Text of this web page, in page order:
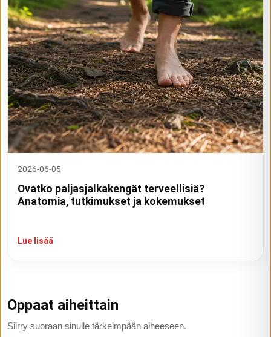
2026-06-05
Ovatko paljasjalkakengät terveellisiä?
Anatomia, tutkimukset ja kokemukset
Lue lisää
Oppaat aiheittain
Siirry suoraan sinulle tärkeimpään aiheeseen.